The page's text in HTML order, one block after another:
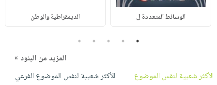
الوسائط المتعددة ل الديمقراطية والوطن
1
2
3
4
5
المزيد من البنود »
الأكثر شعبية لنفس الموضوع
الأكثر شعبية لنفس الموضوع الفرعي